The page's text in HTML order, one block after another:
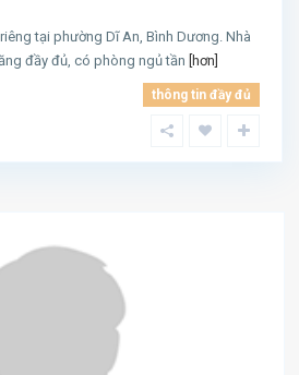
tại phường Dĩ An, Bình Dương. Nhà
đầy đủ, có phòng ngủ tần [hơn]
thông tin đầy đủ